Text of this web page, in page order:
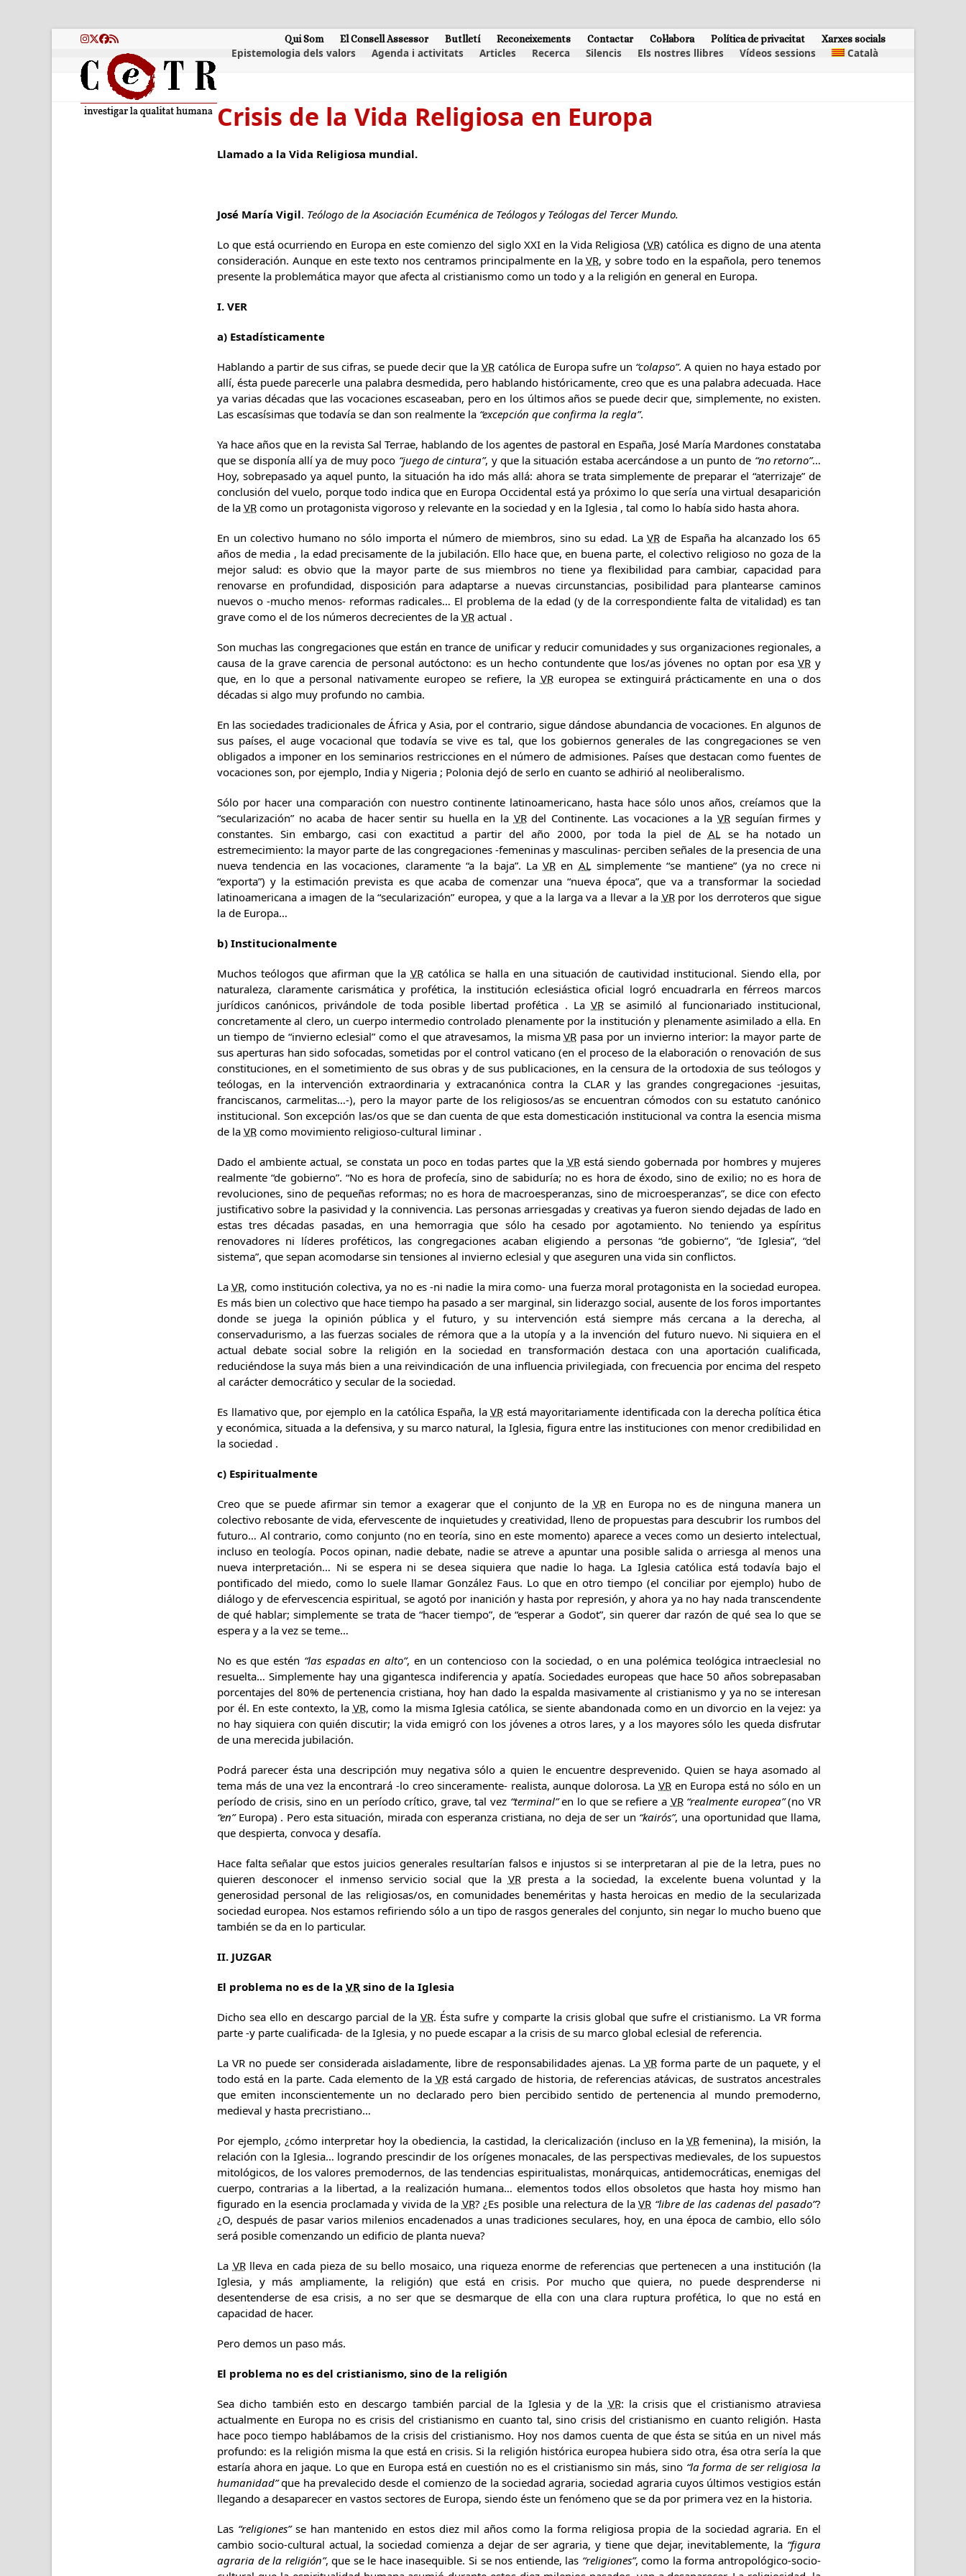
Instagram
Twitter
Facebook
RSS Qui Som El Consell Assessor Butlletí Reconeixements Contactar Col·labora Política de privacitat Xarxes socials
Epistemologia dels valors Agenda i activitats Articles Recerca Silencis Els nostres llibres Vídeos sessions Català
Crisis de la Vida Religiosa en Europa
Llamado a la Vida Religiosa mundial.
José María Vigil. Teólogo de la Asociación Ecuménica de Teólogos y Teólogas del Tercer Mundo.
Lo que está ocurriendo en Europa en este comienzo del siglo XXI en la Vida Religiosa (VR) católica es digno de una atenta
consideración. Aunque en este texto nos centramos principalmente en laVR, y sobre todo en la española, pero tenemos
presente la problemática mayor que afecta al cristianismo como un todo y a la religión en general en Europa.
I. VER
a) Estadísticamente
Hablando a partir de sus cifras, se puede decir que laVR católica de Europa sufre un “colapso”. A quien no haya estado por
allí, ésta puede parecerle una palabra desmedida, pero hablando históricamente, creo que es una palabra adecuada. Hace
ya varias décadas que las vocaciones escaseaban, pero en los últimos años se puede decir que, simplemente, no existen.
Las escasísimas que todavía se dan son realmente la “excepción que confirma la regla”.
Ya hace años que en la revista Sal Terrae, hablando de los agentes de pastoral en España, José María Mardones constataba
que se disponía allí ya de muy poco “juego de cintura”, y que la situación estaba acercándose a un punto de “no retorno”…
Hoy, sobrepasado ya aquel punto, la situación ha ido más allá: ahora se trata simplemente de preparar el “aterrizaje” de
conclusión del vuelo, porque todo indica que en Europa Occidental está ya próximo lo que sería una virtual desaparición
de la VR como un protagonista vigoroso y relevante en la sociedad y en la Iglesia , tal como lo había sido hasta ahora.
En un colectivo humano no sólo importa el número de miembros, sino su edad. LaVR de España ha alcanzado los 65
años de media , la edad precisamente de la jubilación. Ello hace que, en buena parte, el colectivo religioso no goza de la
mejor salud: es obvio que la mayor parte de sus miembros no tiene ya flexibilidad para cambiar, capacidad para
renovarse en profundidad, disposición para adaptarse a nuevas circunstancias, posibilidad para plantearse caminos
nuevos o -mucho menos- reformas radicales… El problema de la edad (y de la correspondiente falta de vitalidad) es tan
grave como el de los números decrecientes de la VR actual .
Son muchas las congregaciones que están en trance de unificar y reducir comunidades y sus organizaciones regionales, a
causa de la grave carencia de personal autóctono: es un hecho contundente que los/as jóvenes no optan por esaVR y
que, en lo que a personal nativamente europeo se refiere, la VReuropea se extinguirá prácticamente en una o dos
décadas si algo muy profundo no cambia.
En las sociedades tradicionales de África y Asia, por el contrario, sigue dándose abundancia de vocaciones. En algunos de
sus países, el auge vocacional que todavía se vive es tal, que los gobiernos generales de las congregaciones se ven
obligados a imponer en los seminarios restricciones en el número de admisiones. Países que destacan como fuentes de
vocaciones son, por ejemplo, India y Nigeria ; Polonia dejó de serlo en cuanto se adhirió al neoliberalismo.
Sólo por hacer una comparación con nuestro continente latinoamericano, hasta hace sólo unos años, creíamos que la
“secularización” no acaba de hacer sentir su huella en la VRdel Continente. Las vocaciones a laVR seguían firmes y
constantes. Sin embargo, casi con exactitud a partir del año 2000, por toda la piel de ALse ha notado un
estremecimiento: la mayor parte de las congregaciones -femeninas y masculinas- perciben señales de la presencia de una
nueva tendencia en las vocaciones, claramente “a la baja”. LaVR en ALsimplemente “se mantiene” (ya no crece ni
“exporta”) y la estimación prevista es que acaba de comenzar una “nueva época”, que va a transformar la sociedad
latinoamericana a imagen de la “secularización” europea, y que a la larga va a llevar a la VRpor los derroteros que sigue
la de Europa…
b) Institucionalmente
Muchos teólogos que afirman que laVR católica se halla en una situación de cautividad institucional. Siendo ella, por
naturaleza, claramente carismática y profética, la institución eclesiástica oficial logró encuadrarla en férreos marcos
jurídicos canónicos, privándole de toda posible libertad profética . La VR se asimiló al funcionariado institucional,
concretamente al clero, un cuerpo intermedio controlado plenamente por la institución y plenamente asimilado a ella. En
un tiempo de “invierno eclesial” como el que atravesamos, la mismaVR pasa por un invierno interior: la mayor parte de
sus aperturas han sido sofocadas, sometidas por el control vaticano (en el proceso de la elaboración o renovación de sus
constituciones, en el sometimiento de sus obras y de sus publicaciones, en la censura de la ortodoxia de sus teólogos y
teólogas, en la intervención extraordinaria y extracanónica contra la CLAR y las grandes congregaciones -jesuitas,
franciscanos, carmelitas…-), pero la mayor parte de los religiosos/as se encuentran cómodos con su estatuto canónico
institucional. Son excepción las/os que se dan cuenta de que esta domesticación institucional va contra la esencia misma
de la VR como movimiento religioso-cultural liminar .
Dado el ambiente actual, se constata un poco en todas partes que la VRestá siendo gobernada por hombres y mujeres
realmente “de gobierno”. “No es hora de profecía, sino de sabiduría; no es hora de éxodo, sino de exilio; no es hora de
revoluciones, sino de pequeñas reformas; no es hora de macroesperanzas, sino de microesperanzas”, se dice con efecto
justificativo sobre la pasividad y la connivencia. Las personas arriesgadas y creativas ya fueron siendo dejadas de lado en
estas tres décadas pasadas, en una hemorragia que sólo ha cesado por agotamiento. No teniendo ya espíritus
renovadores ni líderes proféticos, las congregaciones acaban eligiendo a personas “de gobierno”, “de Iglesia”, “del
sistema”, que sepan acomodarse sin tensiones al invierno eclesial y que aseguren una vida sin conflictos.
LaVR, como institución colectiva, ya no es -ni nadie la mira como- una fuerza moral protagonista en la sociedad europea.
Es más bien un colectivo que hace tiempo ha pasado a ser marginal, sin liderazgo social, ausente de los foros importantes
donde se juega la opinión pública y el futuro, y su intervención está siempre más cercana a la derecha, al
conservadurismo, a las fuerzas sociales de rémora que a la utopía y a la invención del futuro nuevo. Ni siquiera en el
actual debate social sobre la religión en la sociedad en transformación destaca con una aportación cualificada,
reduciéndose la suya más bien a una reivindicación de una influencia privilegiada, con frecuencia por encima del respeto
al carácter democrático y secular de la sociedad.
Es llamativo que, por ejemplo en la católica España, la VR está mayoritariamente identificada con la derecha política ética
y económica, situada a la defensiva, y su marco natural, la Iglesia, figura entre las instituciones con menor credibilidad en
la sociedad .
c) Espiritualmente
Creo que se puede afirmar sin temor a exagerar que el conjunto de la VRen Europa no es de ninguna manera un
colectivo rebosante de vida, efervescente de inquietudes y creatividad, lleno de propuestas para descubrir los rumbos del
futuro… Al contrario, como conjunto (no en teoría, sino en este momento) aparece a veces como un desierto intelectual,
incluso en teología. Pocos opinan, nadie debate, nadie se atreve a apuntar una posible salida o arriesga al menos una
nueva interpretación… Ni se espera ni se desea siquiera que nadie lo haga. La Iglesia católica está todavía bajo el
pontificado del miedo, como lo suele llamar González Faus. Lo que en otro tiempo (el conciliar por ejemplo) hubo de
diálogo y de efervescencia espiritual, se agotó por inanición y hasta por represión, y ahora ya no hay nada transcendente
de qué hablar; simplemente se trata de “hacer tiempo”, de “esperar a Godot”, sin querer dar razón de qué sea lo que se
espera y a la vez se teme…
No es que estén “las espadas en alto”, en un contencioso con la sociedad, o en una polémica teológica intraeclesial no
resuelta… Simplemente hay una gigantesca indiferencia y apatía. Sociedades europeas que hace 50 años sobrepasaban
porcentajes del 80% de pertenencia cristiana, hoy han dado la espalda masivamente al cristianismo y ya no se interesan
por él. En este contexto, la VR, como la misma Iglesia católica, se siente abandonada como en un divorcio en la vejez: ya
no hay siquiera con quién discutir; la vida emigró con los jóvenes a otros lares, y a los mayores sólo les queda disfrutar
de una merecida jubilación.
Podrá parecer ésta una descripción muy negativa sólo a quien le encuentre desprevenido. Quien se haya asomado al
tema más de una vez la encontrará -lo creo sinceramente- realista, aunque dolorosa. La VR en Europa está no sólo en un
período de crisis, sino en un período crítico, grave, tal vez “terminal”en lo que se refiere a VR “realmente europea”(no VR
“en”Europa) . Pero esta situación, mirada con esperanza cristiana, no deja de ser un “kairós”, una oportunidad que llama,
que despierta, convoca y desafía.
Hace falta señalar que estos juicios generales resultarían falsos e injustos si se interpretaran al pie de la letra, pues no
quieren desconocer el inmenso servicio social que la VRpresta a la sociedad, la excelente buena voluntad y la
generosidad personal de las religiosas/os, en comunidades beneméritas y hasta heroicas en medio de la secularizada
sociedad europea. Nos estamos refiriendo sólo a un tipo de rasgos generales del conjunto, sin negar lo mucho bueno que
también se da en lo particular.
II. JUZGAR
El problema no es de la VR sino de la Iglesia
Dicho sea ello en descargo parcial de laVR. Ésta sufre y comparte la crisis global que sufre el cristianismo. La VR forma
parte -y parte cualificada- de la Iglesia, y no puede escapar a la crisis de su marco global eclesial de referencia.
La VR no puede ser considerada aisladamente, libre de responsabilidades ajenas. La VRforma parte de un paquete, y el
todo está en la parte. Cada elemento de la VRestá cargado de historia, de referencias atávicas, de sustratos ancestrales
que emiten inconscientemente un no declarado pero bien percibido sentido de pertenencia al mundo premoderno,
medieval y hasta precristiano…
Por ejemplo, ¿cómo interpretar hoy la obediencia, la castidad, la clericalización (incluso en laVR femenina), la misión, la
relación con la Iglesia… logrando prescindir de los orígenes monacales, de las perspectivas medievales, de los supuestos
mitológicos, de los valores premodernos, de las tendencias espiritualistas, monárquicas, antidemocráticas, enemigas del
cuerpo, contrarias a la libertad, a la realización humana… elementos todos ellos obsoletos que hasta hoy mismo han
figurado en la esencia proclamada y vivida de la VR? ¿Es posible una relectura de laVR “libre de las cadenas del pasado”?
¿O, después de pasar varios milenios encadenados a unas tradiciones seculares, hoy, en una época de cambio, ello sólo
será posible comenzando un edificio de planta nueva?
La VRlleva en cada pieza de su bello mosaico, una riqueza enorme de referencias que pertenecen a una institución (la
Iglesia, y más ampliamente, la religión) que está en crisis. Por mucho que quiera, no puede desprenderse ni
desentenderse de esa crisis, a no ser que se desmarque de ella con una clara ruptura profética, lo que no está en
capacidad de hacer.
Pero demos un paso más.
El problema no es del cristianismo, sino de la religión
Sea dicho también esto en descargo también parcial de la Iglesia y de la VR: la crisis que el cristianismo atraviesa
actualmente en Europa no es crisis del cristianismo en cuanto tal, sino crisis del cristianismo en cuanto religión. Hasta
hace poco tiempo hablábamos de la crisis del cristianismo. Hoy nos damos cuenta de que ésta se sitúa en un nivel más
profundo: es la religión misma la que está en crisis. Si la religión histórica europea hubiera sido otra, ésa otra sería la que
estaría ahora en jaque. Lo que en Europa está en cuestión no es el cristianismo sin más, sino “la forma de ser religiosa la
humanidad”que ha prevalecido desde el comienzo de la sociedad agraria, sociedad agraria cuyos últimos vestigios están
llegando a desaparecer en vastos sectores de Europa, siendo éste un fenómeno que se da por primera vez en la historia.
Las “religiones”se han mantenido en estos diez mil años como la forma religiosa propia de la sociedad agraria. En el
cambio socio-cultural actual, la sociedad comienza a dejar de ser agraria, y tiene que dejar, inevitablemente, la “figura
agraria de la religión”, que se le hace inasequible. Si se nos entiende, las “religiones”, como la forma antropológico-socio-